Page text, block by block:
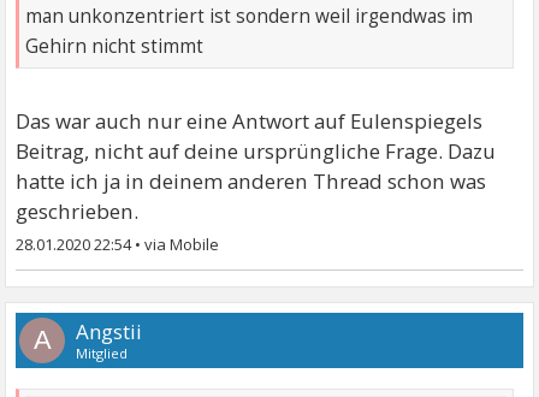
man unkonzentriert ist sondern weil irgendwas im
Gehirn nicht stimmt
Das war auch nur eine Antwort auf Eulenspiegels
Beitrag, nicht auf deine ursprüngliche Frage. Dazu
hatte ich ja in deinem anderen Thread schon was
geschrieben.
28.01.2020 22:54•
A Angstii
Mitglied